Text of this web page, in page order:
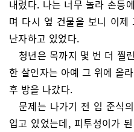
내렸다. 나는 너무 놀라 손등
며 다시 옆 건물을 보니 이
난자하고 있었다.
청년은 목까지 몇 번 더 찔
한 살인자는 아예 그 위에 올
후 방을 나갔다.
문제는 나가기 전 임 준식
입고 있었는데, 피투성이가